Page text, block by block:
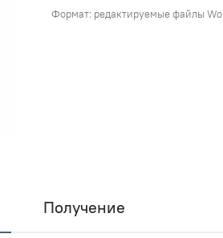
Формат: редактируемые файлы
Получение